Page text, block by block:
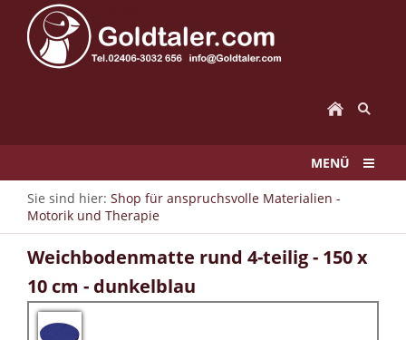
MENÜ
Sie sind hier: Shop für anspruchsvolle Materialien -
Motorik und Therapie
Weichbodenmatte rund 4-teilig - 150 x
10 cm - dunkelblau